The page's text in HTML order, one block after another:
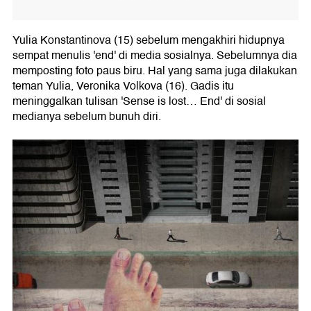
Yulia Konstantinova (15) sebelum mengakhiri hidupnya
sempat menulis 'end' di media sosialnya. Sebelumnya dia
memposting foto paus biru. Hal yang sama juga dilakukan
teman Yulia, Veronika Volkova (16). Gadis itu
meninggalkan tulisan 'Sense is lost… End' di sosial
medianya sebelum bunuh diri.